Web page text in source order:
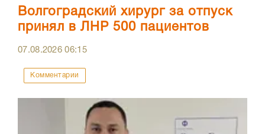
Волгоградский хирург за отпуск
принял в ЛНР 500 пациентов
07.08.202606:15
Комментарии